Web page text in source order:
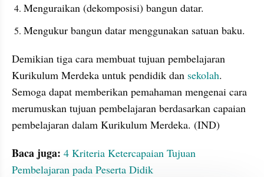
Menguraikan (dekomposisi) bangun datar.
Mengukur bangun datar menggunakan satuan baku.
Demikian tiga cara membuat tujuan pembelajaran
Kurikulum Merdeka untuk pendidik dan sekolah.
Semoga dapat memberikan pemahaman mengenai cara
merumuskan tujuan pembelajaran berdasarkan capaian
pembelajaran dalam Kurikulum Merdeka. (IND)
Baca juga: 4 Kriteria Ketercapaian Tujuan
Pembelajaran pada Peserta Didik